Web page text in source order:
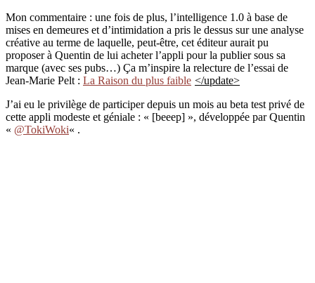
Mon commentaire : une fois de plus, l’intelligence 1.0 à base de
mises en demeures et d’intimidation a pris le dessus sur une analyse
créative au terme de laquelle, peut-être, cet éditeur aurait pu
proposer à Quentin de lui acheter l’appli pour la publier sous sa
marque (avec ses pubs…) Ça m’inspire la relecture de l’essai de
Jean-Marie Pelt : La Raison du plus faible </update>
J’ai eu le privilège de participer depuis un mois au beta test privé de
cette appli modeste et géniale : « [beeep] », développée par Quentin
« @TokiWoki« .